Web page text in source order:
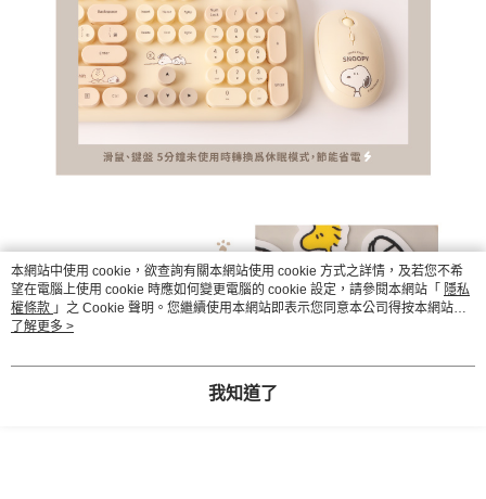
本網站中使用 cookie，欲查詢有關本網站使用 cookie 方式之詳情，及若您不希
望在電腦上使用 cookie 時應如何變更電腦的 cookie 設定，請參閱本網站「 隱私
權條款 」之 Cookie 聲明。您繼續使用本網站即表示您同意本公司得按本網站使
用條款之 Cookie 聲明使用 cookie。
了解更多 >
我知道了